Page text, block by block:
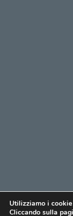
Utilizziamo i
Cliccando sulla